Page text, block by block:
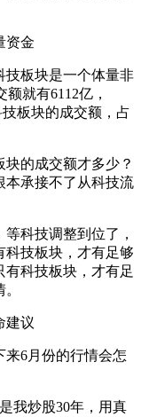
资金
技板块是一个体量非
就有6112亿，
板块的成交额，占
的成交额才多少？
本承接不了从科技流
科技调整到位了，
科技板块，才有足够
有科技板块，才有足
建议
6月份的行情会怎
我炒股30年，用真